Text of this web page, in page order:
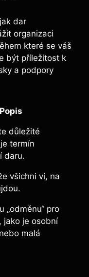
dar
organizaci
které se váš
být příležitost k
a podpory
Popis
důležité
termín
daru.
všichni ví, na
„odměnu“ pro
jako je osobní
malá